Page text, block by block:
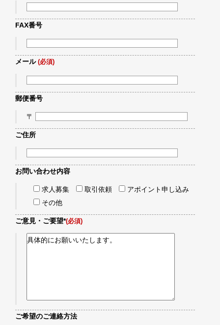
FAX番号
メール (必須)
郵便番号
〒
ご住所
お問い合わせ内容
求人募集 取引依頼
アポイント申し込み
その他
ご意見・ご要望*(必須)
ご希望のご連絡方法